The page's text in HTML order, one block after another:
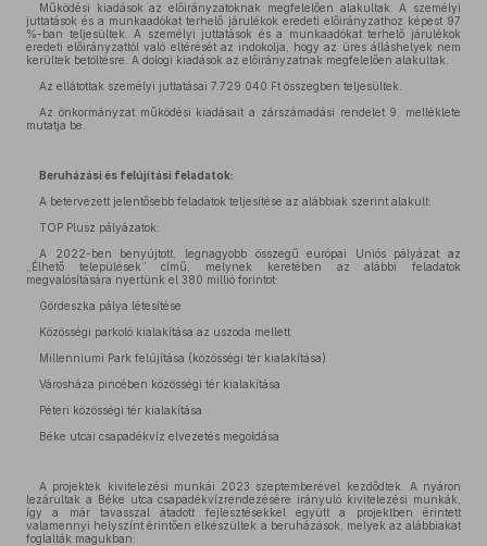
Működési kiadások az előirányzatoknak megfelelően alakultak. A személyi
juttatások és a munkaadókat terhelő járulékok eredeti előirányzathoz képest 97
%-ban teljesültek. A személyi juttatások és a munkaadókat terhelő járulékok
eredeti előirányzattól való eltérését az indokolja, hogy az üres álláshelyek nem
kerültek betöltésre. A dologi kiadások az előirányzatnak megfelelően alakultak.
Az ellátottak személyi juttatásai 7.729.040 Ft összegben teljesültek.
Az önkormányzat működési kiadásait a zárszámadási rendelet 9. melléklete
mutatja be.
Beruházási és felújítási feladatok:
A betervezett jelentősebb feladatok teljesítése az alábbiak szerint alakult:
TOP Plusz pályázatok:
A 2022-ben benyújtott, legnagyobb összegű európai Uniós pályázat az
„Élhető települések” című, melynek keretében az alábbi feladatok
megvalósítására nyertünk el 380 millió forintot:
Gördeszka pálya létesítése
Közösségi parkoló kialakítása az uszoda mellett
Millenniumi Park felújítása (közösségi tér kialakítása)
Városháza pincében közösségi tér kialakítása
Péteri közösségi tér kialakítása
Béke utcai csapadékvíz elvezetés megoldása
A projektek kivitelezési munkái 2023 szeptemberével kezdődtek. A nyáron
lezárultak a Béke utca csapadékvízrendezésére irányuló kivitelezési munkák,
így a már tavasszal átadott fejlesztésekkel együtt a projektben érintett
valamennyi helyszínt érintően elkészültek a beruházások, melyek az alábbiakat
foglalták magukban: